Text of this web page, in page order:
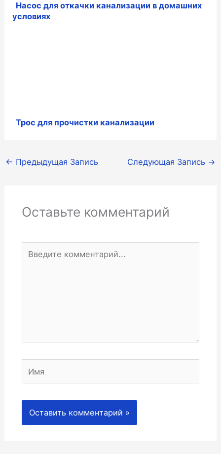
Насос для откачки канализации в домашних
условиях
Трос для прочистки канализации
← Предыдущая Запись Следующая Запись →
Оставьте комментарий
комментарий...